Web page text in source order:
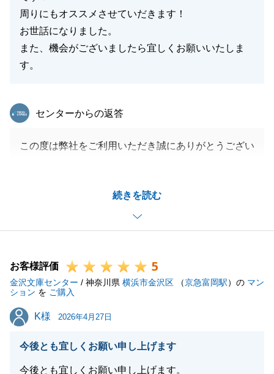
周りにもオススメさせていだきます！
お世話になりました。
また、機会がございましたら宜しくお願いいたしま
す。
続きを読む
東急リバブル
センターからの返答
この度は弊社をご利用いただき誠にありがとうござい
ましたこと大変うれしく思います。
ご高齢のご両親様をはじめ、皆様に「説明が理解しや
すく安心できた」とのお言葉をいただき、大変安堵い
また、LINEでの細やかなやり取りにもご協力いただ
き、スムーズにお引渡しまで進められましたことに心
より感謝申し上げます。
ご売却金額を含め、ご家族の皆様に「大満足」とお喜
います。
今後も何かお困りのことがございましたら、お気軽に
お客様評価 5
金沢文庫センター / 神奈川県 横浜市金沢区 （京急富岡駅）の マン
ション を ご購入
K様
K様 2026年4月27日
今後とも宜しくお願い申し上げます
今後とも宜しくお願い申し上げます。